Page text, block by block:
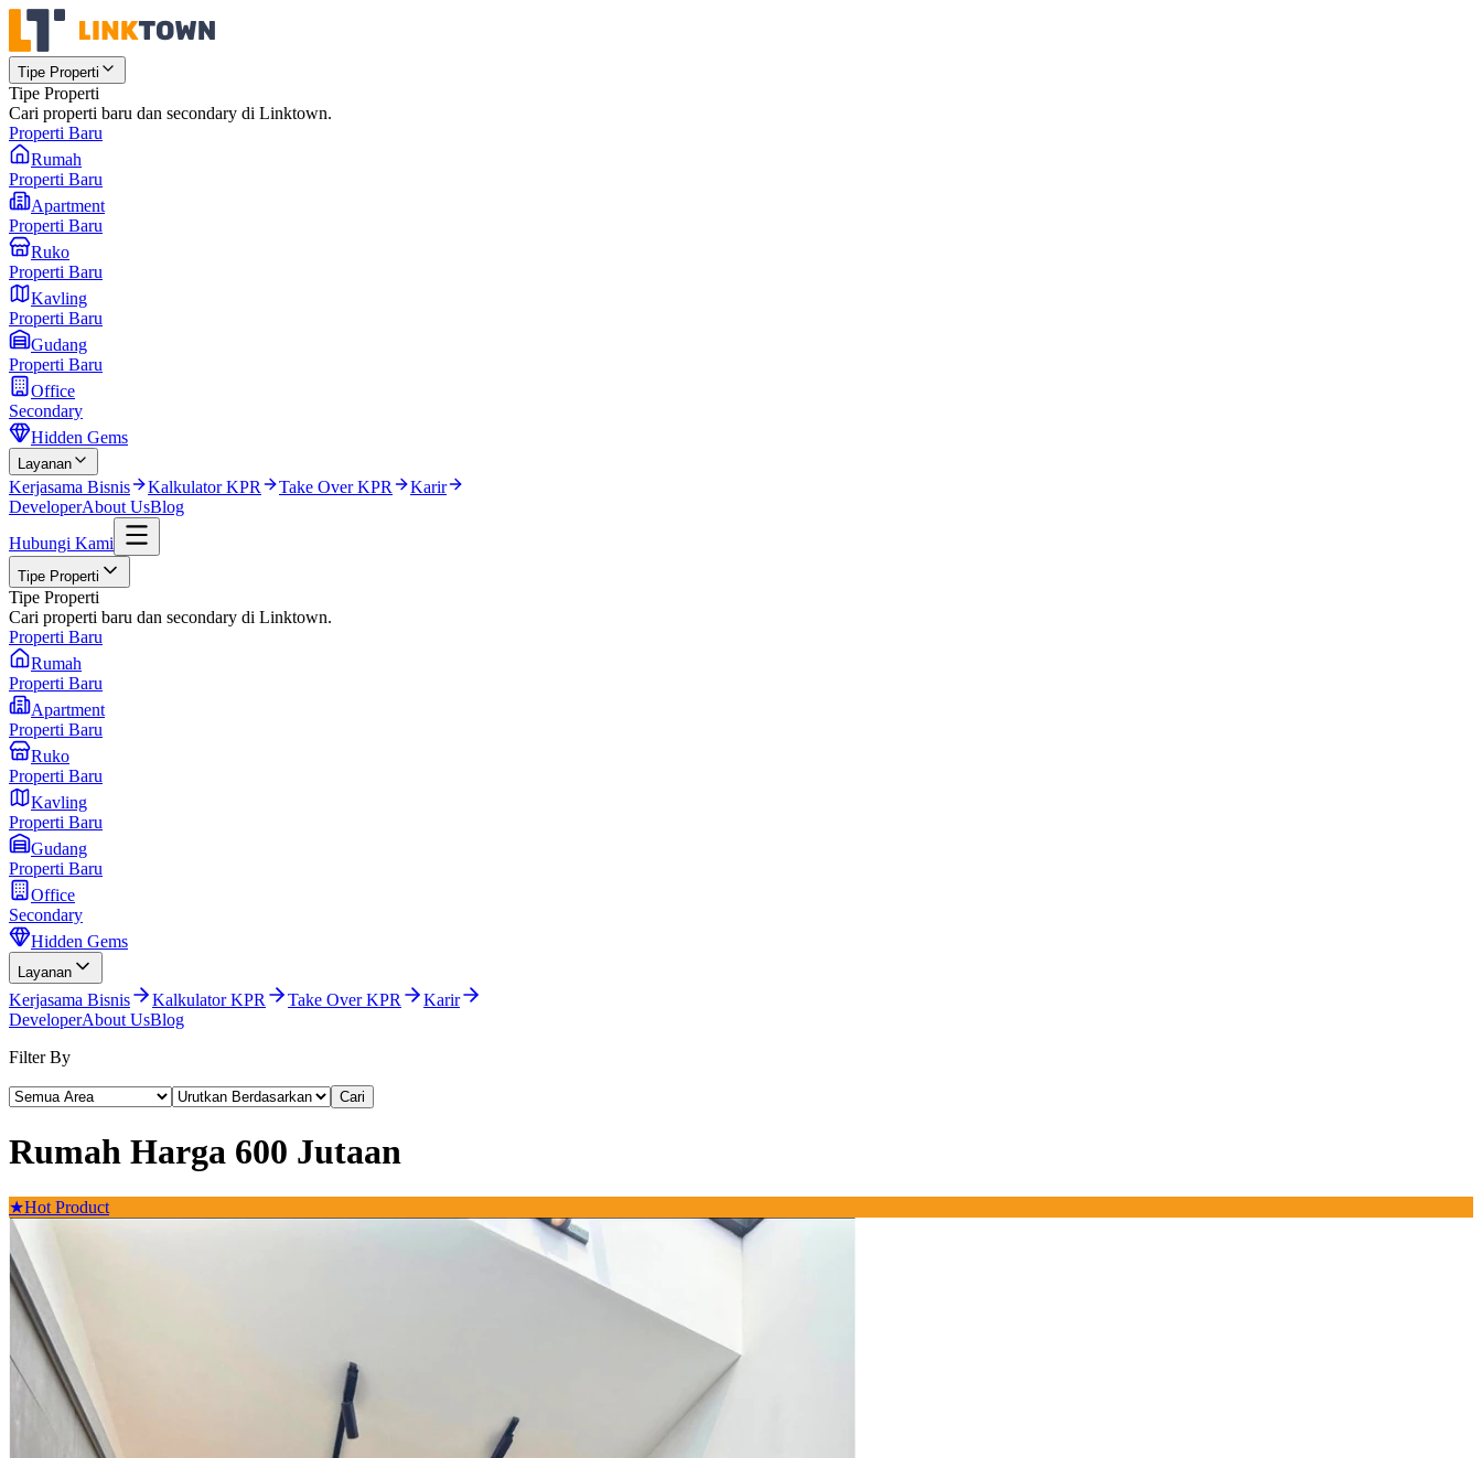
Tipe Properti
Tipe Properti
Cari properti baru dan secondary di Linktown.
Properti Baru
Rumah
Properti Baru
Apartment
Properti Baru
Ruko
Properti Baru
Kavling
Properti Baru
Gudang
Properti Baru
Office
Secondary
Hidden Gems
Layanan
Kerjasama Bisnis Kalkulator KPR Take Over KPR
Karir
DeveloperAbout UsBlog
Hubungi Kami
Tipe Properti
Tipe Properti
Cari properti baru dan secondary di Linktown.
Properti Baru
Rumah
Properti Baru
Apartment
Properti Baru
Ruko
Properti Baru
Kavling
Properti Baru
Gudang
Properti Baru
Office
Secondary
Hidden Gems
Layanan
Kerjasama Bisnis Kalkulator KPR Take Over KPR
Karir
DeveloperAbout UsBlog
Filter By
Cari
Rumah Harga 600 Jutaan
★Hot Product